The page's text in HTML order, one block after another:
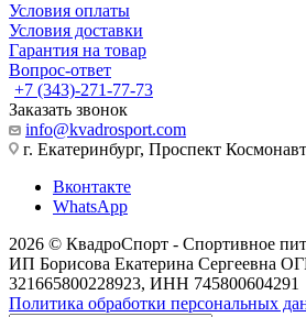
Условия оплаты
Условия доставки
Гарантия на товар
Вопрос-ответ
+7 (343)-271-77-73
Заказать звонок
info@kvadrosport.com
г. Екатеринбург, Проспект
Вконтакте
WhatsApp
2026 © КвадроСпорт - Спортивное
ИП Борисова Екатерина Сергеевна
321665800228923, ИНН 745800604291
Политика обработки персональных